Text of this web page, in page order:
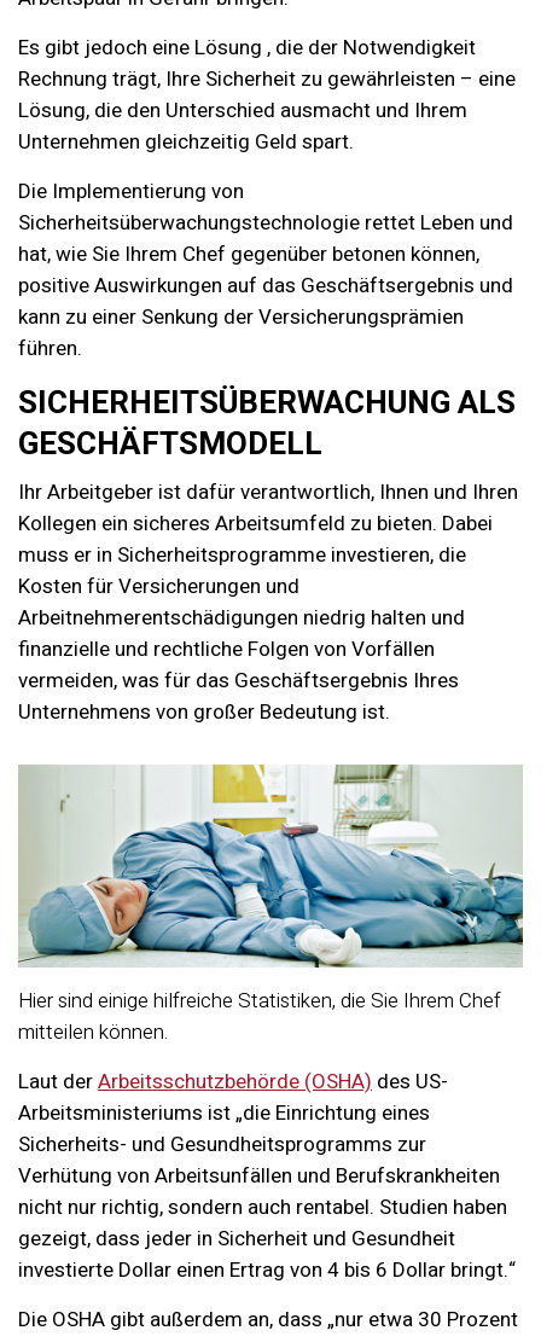
Es gibt jedoch eine Lösung , die der Notwendigkeit
Rechnung trägt, Ihre Sicherheit zu gewährleisten – eine
Lösung, die den Unterschied ausmacht und Ihrem
Unternehmen gleichzeitig Geld spart.
Die Implementierung von
Sicherheitsüberwachungstechnologie rettet Leben und
hat, wie Sie Ihrem Chef gegenüber betonen können,
positive Auswirkungen auf das Geschäftsergebnis und
kann zu einer Senkung der Versicherungsprämien
führen.
SICHERHEITSÜBERWACHUNG ALS
GESCHÄFTSMODELL
Ihr Arbeitgeber ist dafür verantwortlich, Ihnen und Ihren
Kollegen ein sicheres Arbeitsumfeld zu bieten. Dabei
muss er in Sicherheitsprogramme investieren, die
Kosten für Versicherungen und
Arbeitnehmerentschädigungen niedrig halten und
finanzielle und rechtliche Folgen von Vorfällen
vermeiden, was für das Geschäftsergebnis Ihres
Unternehmens von großer Bedeutung ist.
Hier sind einige hilfreiche Statistiken, die Sie Ihrem Chef
mitteilen können.
Laut derArbeitsschutzbehörde (OSHA) des US-
Arbeitsministeriums ist „die Einrichtung eines
Sicherheits- und Gesundheitsprogramms zur
Verhütung von Arbeitsunfällen und Berufskrankheiten
nicht nur richtig, sondern auch rentabel. Studien haben
gezeigt, dass jeder in Sicherheit und Gesundheit
investierte Dollar einen Ertrag von 4 bis 6 Dollar bringt.“
Die OSHA gibt außerdem an, dass „nur etwa 30 Prozent